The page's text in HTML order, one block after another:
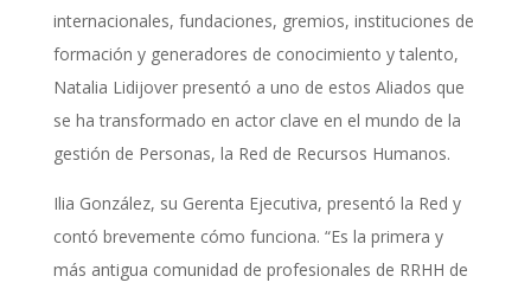
internacionales, fundaciones, gremios, instituciones de
formación y generadores de conocimiento y talento,
Natalia Lidijover presentó a uno de estos Aliados que
se ha transformado en actor clave en el mundo de la
gestión de Personas, la Red de Recursos Humanos.
Ilia González, su Gerenta Ejecutiva, presentó la Red y
contó brevemente cómo funciona. “Es la primera y
más antigua comunidad de profesionales de RRHH de